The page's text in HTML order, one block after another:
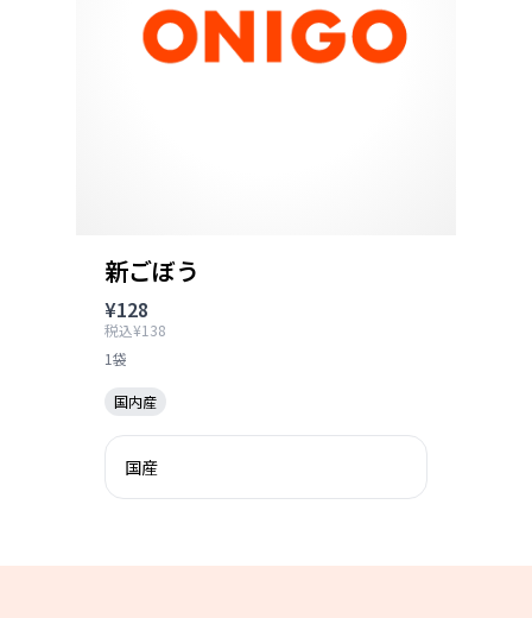
新ごぼう
¥128
税込¥138
1袋
国内産
国産